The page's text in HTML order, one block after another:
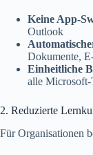
Keine App-
Outlook
Dokumente,
Einheitliche
alle
2. Reduzierte
Für Organisationen